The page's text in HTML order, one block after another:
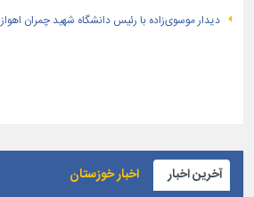
دیدار موسوی‌زاده با رئیس دانشگاه شهید چمران
آخرین اخبار اخبار خوزستان